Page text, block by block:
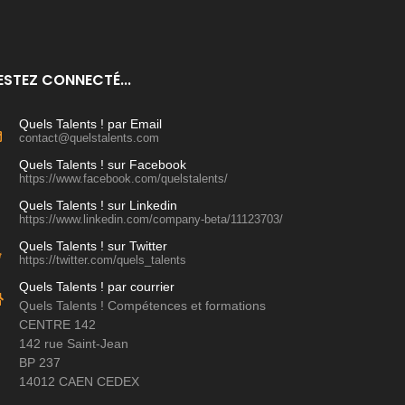
CONNECTÉ...
Quels Talents ! par Email
contact@quelstalents.com
Quels Talents ! sur Facebook
https://www.facebook.com/quelstalents/
Quels Talents ! sur Linkedin
https://www.linkedin.com/company-beta/11123703/
Quels Talents ! sur Twitter
https://twitter.com/quels_talents
Quels Talents ! par courrier
Quels Talents ! Compétences et formations
CENTRE 142
142 rue Saint-Jean
BP 237
14012 CAEN CEDEX